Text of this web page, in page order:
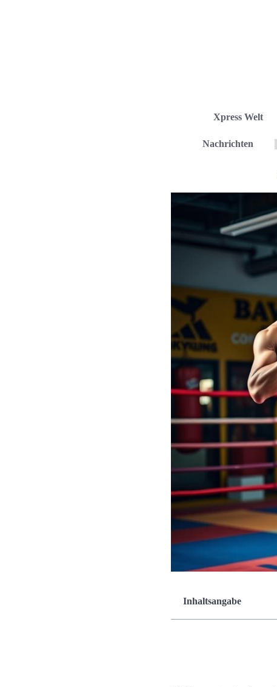
Xpress Welt
Nachrichten
Inhaltsangabe